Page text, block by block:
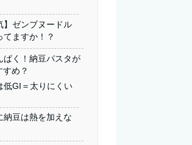
】ゼンブヌードル
てますか！？
ぱく！納豆パスタが
め？
低GI＝太りにくい
納豆は熱を加えな